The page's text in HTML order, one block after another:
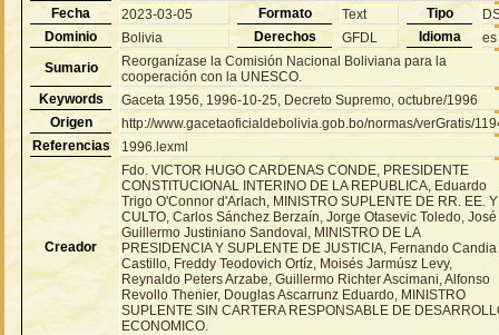
Fecha
2023-03-05 Formato Text Tipo
Dominio
Bolivia Derechos GFDL Idioma
es
Sumario
Reorganízase la Comisión Nacional Boliviana para la
cooperación con la UNESCO.
Keywords
Gaceta 1956, 1996-10-25, Decreto Supremo, octubre/1996
Origen
http://www.gacetaoficialdebolivia.gob.bo/normas/verGratis/
Referencias
1996.lexml
Creador
Fdo. VICTOR HUGO CARDENAS CONDE, PRESIDENTE
CONSTITUCIONAL INTERINO DE LA REPUBLICA, Eduardo
Trigo O'Connor d'Arlach, MINISTRO SUPLENTE DE RR. EE. Y
CULTO, Carlos Sánchez Berzaín, Jorge Otasevic Toledo, José
Guillermo Justiniano Sandoval, MINISTRO DE LA
PRESIDENCIA Y SUPLENTE DE JUSTICIA, Fernando Candia
Castillo, Freddy Teodovich Ortíz, Moisés Jarmúsz Levy,
Reynaldo Peters Arzabe, Guillermo Richter Ascimani, Alfonso
Revollo Thenier, Douglas Ascarrunz Eduardo, MINISTRO
SUPLENTE SIN CARTERA RESPONSABLE DE
ECONOMICO.